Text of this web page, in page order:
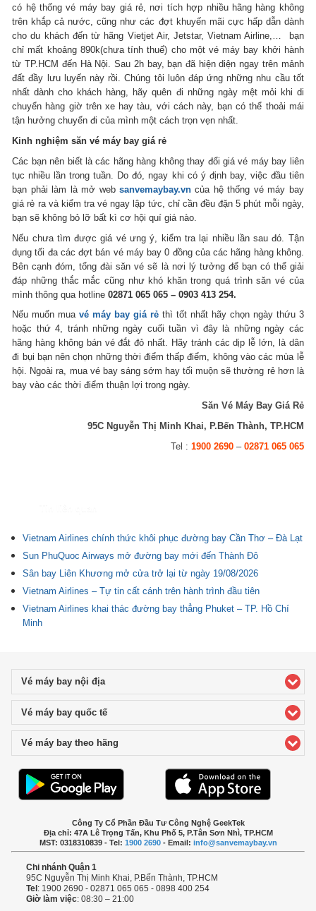
có hệ thống vé máy bay giá rẻ, nơi tích hợp nhiều hãng hàng không
trên khắp cả nước, cũng như các đợt khuyến mãi cực hấp dẫn dành
cho du khách đến từ hãng Vietjet Air, Jetstar, Vietnam Airline,… bạn
chỉ mất khoảng 890k(chưa tính thuế) cho một vé máy bay khởi hành
từ TP.HCM đến Hà Nội. Sau 2h bay, bạn đã hiện diện ngay trên mảnh
đất đầy lưu luyến này rồi. Chúng tôi luôn đáp ứng những nhu cầu tốt
nhất dành cho khách hàng, hãy quên đi những ngày mệt mỏi khi di
chuyển hàng giờ trên xe hay tàu, với cách này, bạn có thể thoải mái
tận hưởng chuyến đi của mình một cách trọn vẹn nhất.
Kinh nghiệm săn vé máy bay giá rẻ
Các bạn nên biết là các hãng hàng không thay đổi giá vé máy bay liên
tục nhiều lần trong tuần. Do đó, ngay khi có ý định bay, việc đầu tiên
bạn phải làm là mở websanvemaybay.vncủa hệ thống vé máy bay
giá rẻ ra và kiểm tra vé ngay lập tức, chỉ cần đều đặn 5 phút mỗi ngày,
bạn sẽ không bỏ lỡ bất kì cơ hội quí giá nào.
Nếu chưa tìm được giá vé ưng ý, kiểm tra lại nhiều lần sau đó. Tận
dụng tối đa các đợt bán vé máy bay 0 đồng của các hãng hàng không.
Bên cạnh đóm, tổng đài săn vé sẽ là nơi lý tưởng để bạn có thể giải
đáp những thắc mắc cũng như khó khăn trong quá trình săn vé của
mình thông qua hotline02871 065 065 – 0903 413 254.
Nếu muốn muavé máy bay giá rẻ thì tốt nhất hãy chọn ngày thứu 3
hoặc thứ 4, tránh những ngày cuối tuần vì đây là những ngày các
hãng hàng không bán vé đắt đỏ nhất. Hãy tránh các dịp lễ lớn, là dân
đi bụi bạn nên chọn những thời điểm thấp điểm, không vào các mùa lễ
hội. Ngoài ra, mua vé bay sáng sớm hay tối muộn sẽ thường rẻ hơn là
bay vào các thời điểm thuận lợi trong ngày.
Săn Vé Máy Bay Giá Rẻ
95C Nguyễn Thị Minh Khai, P.Bến Thành, TP.HCM
Tel : 1900 2690– 02871 065 065
Vietnam Airlines chính thức khôi phục đường bay Cần Thơ – Đà Lạt
Sun PhuQuoc Airways mở đường bay mới đến Thành Đô
Sân bay Liên Khương mở cửa trở lại từ ngày 19/08/2026
Vietnam Airlines – Tự tin cất cánh trên hành trình đầu tiên
Vietnam Airlines khai thác đường bay thẳng Phuket – TP. Hồ Chí
Minh
Vé máy bay nội địaclick to expand contents
Vé máy bay quốc tếclick to expand contents
Vé máy bay theo hãng
Công Ty Cổ Phần Đầu Tư Công Nghệ GeekTek
Địa chỉ: 47A Lê Trọng Tấn, Khu Phố 5, P.Tân Sơn Nhì, TP.HCM
MST: 0318310839 - Tel: 1900 2690- Email: info@sanvemaybay.vn
Chi nhánh Quận 1
95C Nguyễn Thị Minh Khai, P.Bến Thành, TP.HCM
Tel : 1900 2690 - 02871 065 065 - 0898 400 254
Giờ làm việc: 08:30 – 21:00